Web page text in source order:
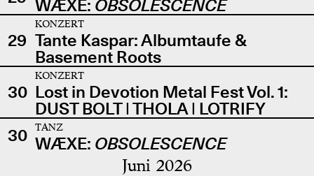
WÆXE: OBSOLESCENCE
29
KONZERT
Tante Kaspar: Albumtaufe &
Basement Roots
30
KONZERT
Lost in Devotion Metal Fest Vol. 1:
DUST BOLT | THOLA | LOTRIFY
30
TANZ
WÆXE: OBSOLESCENCE
Juni 2026